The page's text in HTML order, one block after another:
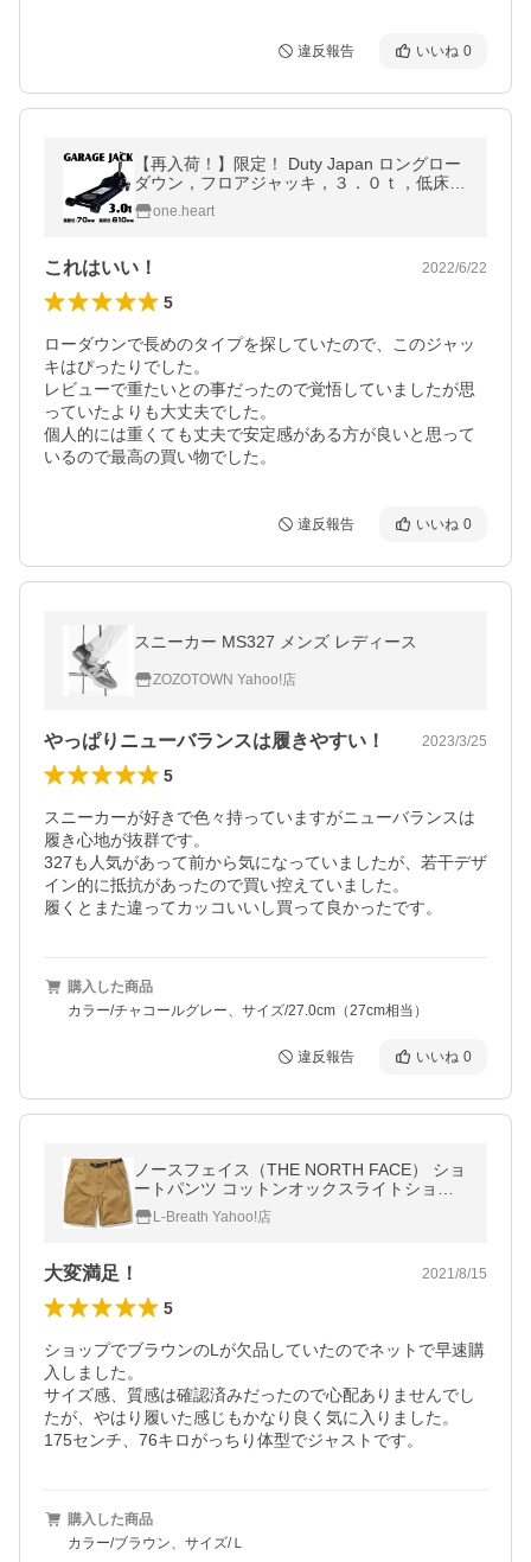
違反報告 いいね 0
【再入荷！】限定！ Duty Japan ロングロー
ダウン，フロアジャッキ，３．０ｔ，低床，
７ｃｍ，ガレージジャッキ【送料無料】【即
納】＃ロングローダウン
one.heart
これはいい！ 2022/6/22
5
ローダウンで長めのタイプを探していたので、このジャッ
キはぴったりでした。
レビューで重たいとの事だったので覚悟していましたが思
っていたよりも大丈夫でした。
個人的には重くても丈夫で安定感がある方が良いと思って
いるので最高の買い物でした。
違反報告 いいね 0
スニーカー MS327 メンズ レディース
ZOZOTOWN Yahoo!店
やっぱりニューバランスは履きやすい！ 2023/3/25
5
スニーカーが好きで色々持っていますがニューバランスは
履き心地が抜群です。
327も人気があって前から気になっていましたが、若干デザ
イン的に抵抗があったので買い控えていました。
履くとまた違ってカッコいいし買って良かったです。
購入した商品
カラー/チャコールグレー、サイズ/27.0cm（27cm相当）
違反報告 いいね 0
ノースフェイス（THE NORTH FACE） ショ
ートパンツ コットンオックスライトショー
ツ NB41941 UB （メンズ）
L-Breath Yahoo!店
大変満足！ 2021/8/15
5
ショップでブラウンのLが欠品していたのでネットで早速購
入しました。
サイズ感、質感は確認済みだったので心配ありませんでし
たが、やはり履いた感じもかなり良く気に入りました。
175センチ、76キロがっちり体型でジャストです。
購入した商品
カラー/ブラウン、サイズ/Ｌ